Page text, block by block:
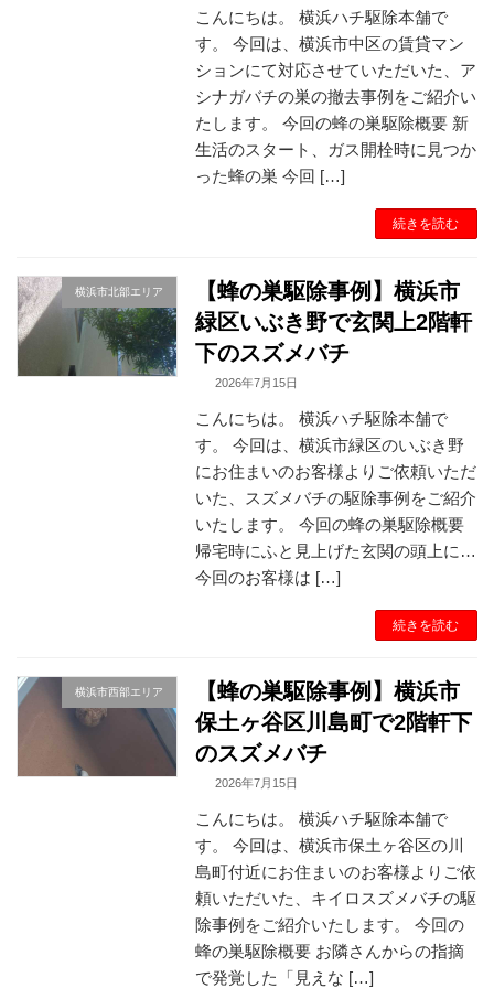
こんにちは。 横浜ハチ駆除本舗で
す。 今回は、横浜市中区の賃貸マン
ションにて対応させていただいた、ア
シナガバチの巣の撤去事例をご紹介い
たします。 今回の蜂の巣駆除概要 新
生活のスタート、ガス開栓時に見つか
った蜂の巣 今回 […]
続きを読む
横浜市北部エリア
【蜂の巣駆除事例】横浜市
緑区いぶき野で玄関上2階軒
下のスズメバチ
2026年7月15日
こんにちは。 横浜ハチ駆除本舗で
す。 今回は、横浜市緑区のいぶき野
にお住まいのお客様よりご依頼いただ
いた、スズメバチの駆除事例をご紹介
いたします。 今回の蜂の巣駆除概要
帰宅時にふと見上げた玄関の頭上に…
今回のお客様は […]
続きを読む
横浜市西部エリア
【蜂の巣駆除事例】横浜市
保土ヶ谷区川島町で2階軒下
のスズメバチ
2026年7月15日
こんにちは。 横浜ハチ駆除本舗で
す。 今回は、横浜市保土ヶ谷区の川
島町付近にお住まいのお客様よりご依
頼いただいた、キイロスズメバチの駆
除事例をご紹介いたします。 今回の
蜂の巣駆除概要 お隣さんからの指摘
で発覚した「見えな […]